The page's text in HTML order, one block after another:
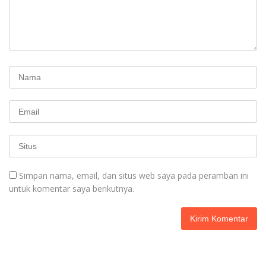
Simpan nama, email, dan situs web saya pada peramban ini
untuk komentar saya berikutnya.